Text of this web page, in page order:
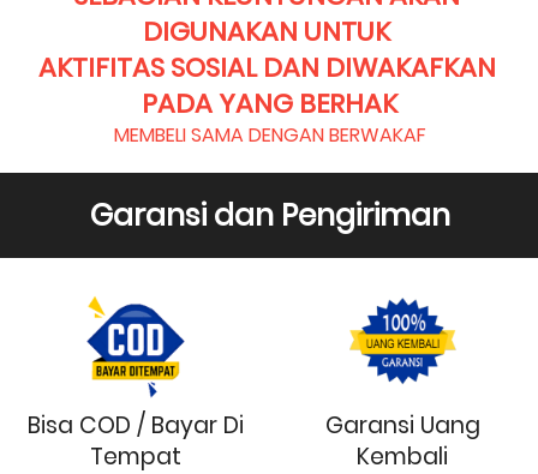
DIGUNAKAN UNTUK
AKTIFITAS SOSIAL DAN DIWAKAFKAN
PADA YANG BERHAK
MEMBELI SAMA DENGAN BERWAKAF
Garansi dan Pengiriman
Bisa COD / Bayar Di
Tempat
Garansi Uang
Kembali